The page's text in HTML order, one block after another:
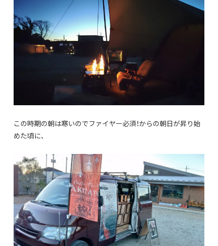
この時期の朝は寒いのでファイヤー必須！からの朝日が昇り始
めた頃に、